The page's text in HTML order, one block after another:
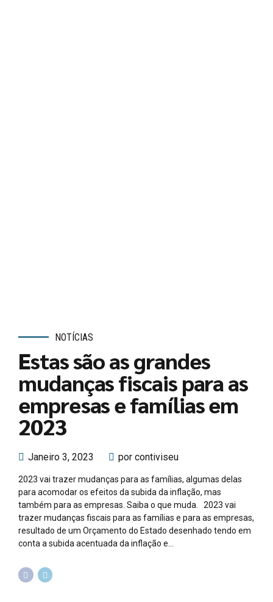
NOTÍCIAS
Estas são as grandes
mudanças fiscais para as
empresas e famílias em
2023
Janeiro 3, 2023 por contiviseu
2023 vai trazer mudanças para as famílias, algumas delas
para acomodar os efeitos da subida da inflação, mas
também para as empresas. Saiba o que muda. 2023 vai
trazer mudanças fiscais para as famílias e para as empresas,
resultado de um Orçamento do Estado desenhado tendo em
conta a subida acentuada da inflação e...